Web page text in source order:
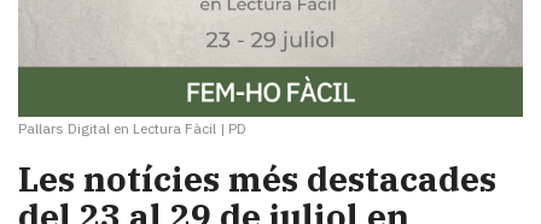
Pallars Digital en Lectura Fàcil | PD
Les notícies més destacades